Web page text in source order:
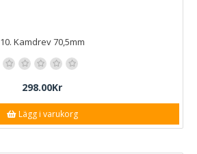
10. Kamdrev 70,5mm
298.00Kr
Lägg i varukorg